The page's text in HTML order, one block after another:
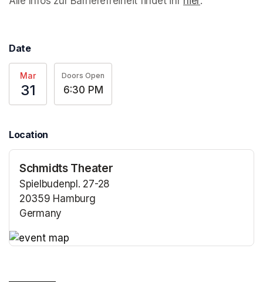
Date
Mar
31
Doors Open
6:30 PM
Location
Schmidts Theater
Spielbudenpl. 27-28
20359 Hamburg
Germany